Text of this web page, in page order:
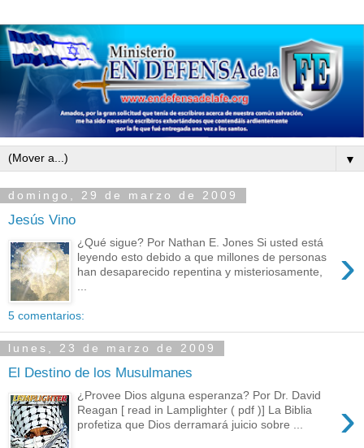
▼
domingo, 29 de marzo de 2009
Jesús Vino
›
¿Qué sigue? Por Nathan E. Jones Si usted está
leyendo esto debido a que millones de personas
han desaparecido repentina y misteriosamente,
5 comentarios:
lunes, 23 de marzo de 2009
El Destino de los Musulmanes
›
¿Provee Dios alguna esperanza? Por Dr. David
Reagan [ read in Lamplighter ( pdf )] La Biblia
profetiza que Dios derramará juicio sobre ...